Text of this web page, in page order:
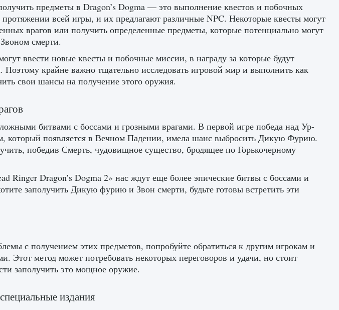
предметы в Dragon’s Dogma — это выполнение квестов и побочных
всей игры, и их предлагают различные NPC. Некоторые квесты могут
врагов или получить определенные предметы, которые потенциально могут
смерти.
ввести новые квесты и побочные миссии, в награду за которые будут
Поэтому крайне важно тщательно исследовать игровой мир и выполнить как
свои шансы на получение этого оружия.
битвами с боссами и грозными врагами. В первой игре победа над Ур-
который появляется в Вечном Падении, имела шанс выбросить Дикую Фурию.
победив Смерть, чудовищное существо, бродящее по Горькочерному
Ringer Dragon’s Dogma 2» нас ждут еще более эпические битвы с боссами и
заполучить Дикую фурию и Звон смерти, будьте готовы встретить эти
с получением этих предметов, попробуйте обратиться к другим игрокам и
Этот метод может потребовать некоторых переговоров и удачи, но стоит
заполучить это мощное оружие.
издания